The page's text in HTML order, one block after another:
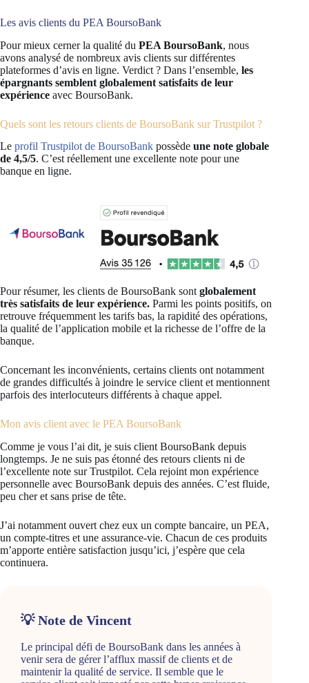
Les avis clients du PEA BoursoBank
Pour mieux cerner la qualité du PEA BoursoBank, nous
avons analysé de nombreux avis clients sur différentes
plateformes d’avis en ligne. Verdict ? Dans l’ensemble, les
épargnants semblent globalement satisfaits de leur
expérience avec BoursoBank.
Quels sont les retours clients de BoursoBank sur Trustpilot ?
Le profil Trustpilot de BoursoBank possède une note globale
de 4,5/5. C’est réellement une excellente note pour une
banque en ligne.
Pour résumer, les clients de BoursoBank sont globalement
très satisfaits de leur expérience. Parmi les points positifs, on
retrouve fréquemment les tarifs bas, la rapidité des opérations,
la qualité de l’application mobile et la richesse de l’offre de la
banque.
Concernant les inconvénients, certains clients ont notamment
de grandes difficultés à joindre le service client et mentionnent
parfois des interlocuteurs différents à chaque appel.
Mon avis client avec le PEA BoursoBank
Comme je vous l’ai dit, je suis client BoursoBank depuis
longtemps. Je ne suis pas étonné des retours clients ni de
l’excellente note sur Trustpilot. Cela rejoint mon expérience
personnelle avec BoursoBank depuis des années. C’est fluide,
peu cher et sans prise de tête.
J’ai notamment ouvert chez eux un compte bancaire, un PEA,
un compte-titres et une assurance-vie. Chacun de ces produits
m’apporte entière satisfaction jusqu’ici, j’espère que cela
continuera.
💡 Note de Vincent
Le principal défi de BoursoBank dans les années à
venir sera de gérer l’afflux massif de clients et de
maintenir la qualité de service. Il semble que le